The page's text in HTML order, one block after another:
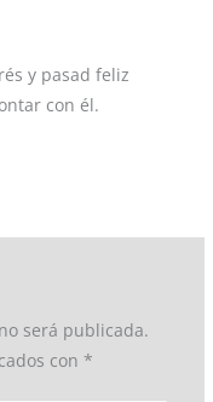
y pasad feliz
con él.
será publicada.
con *